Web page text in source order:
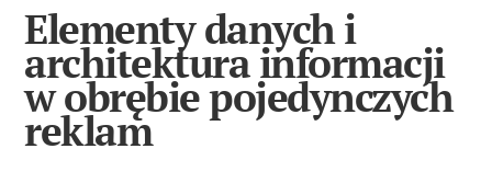
Elementy danych i
architektura informacji
w obrębie pojedynczych
reklam